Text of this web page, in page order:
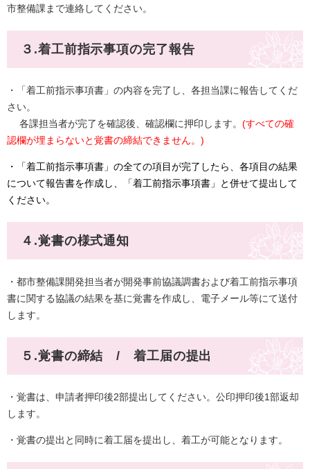
市整備課まで連絡してください。
３.着工前指示事項の完了報告
・「着工前指示事項書」の内容を完了し、各担当課に報告してくだ
さい。
各課担当者が完了を確認後、確認欄に押印します。 (すべての確
認欄が埋まらないと覚書の締結できません。)
・「着工前指示事項書」の全ての項目が完了したら、各項目の結果
について報告書を作成し、「着工前指示事項書」と併せて提出して
ください。
４.覚書の様式通知
・都市整備課開発担当者が開発事前協議調書および着工前指示事項
書に関する協議の結果を基に覚書を作成し、電子メール等にて送付
します。
５.覚書の締結 / 着工届の提出
・覚書は、申請者押印後2部提出してください。公印押印後1部返却
します。
・覚書の提出と同時に着工届を提出し、着工が可能となります。